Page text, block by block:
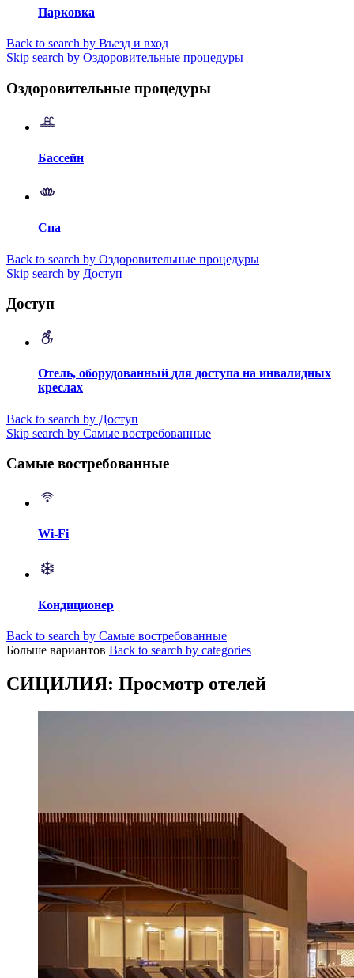
Парковка
Back to search by Въезд и вход
Skip search by Оздоровительные процедуры
Оздоровительные процедуры
Бассейн
Спа
Back to search by Оздоровительные процедуры
Skip search by Доступ
Доступ
Отель, оборудованный для доступа на инвалидных
креслах
Back to search by Доступ
Skip search by Самые востребованные
Самые востребованные
Wi-Fi
Кондиционер
Back to search by Самые востребованные
Больше вариантов Back to search by categories
СИЦИЛИЯ: Просмотр отелей